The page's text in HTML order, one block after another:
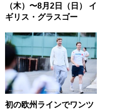
（木）〜8月2日（日） イ
ギリス・グラスゴー
初の欧州ラインでワンツ